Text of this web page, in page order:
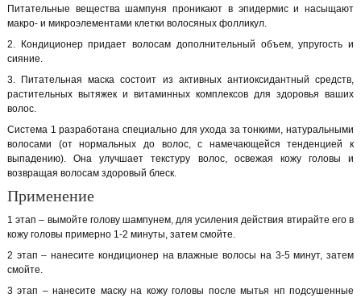
Питательные вещества шампуня проникают в эпидермис и насыщают
макро- и микроэлементами клетки волосяных фолликул.
2. Кондиционер придает волосам дополнительный объем, упругость и
сияние.
3. Питательная маска состоит из активных антиоксидантный средств,
растительных вытяжек и витаминных комплексов для здоровья ваших
волос.
Система 1 разработана специально для ухода за тонкими, натуральными
волосами (от нормальных до волос, с намечающейся тенденцией к
выпадению). Она улучшает текстуру волос, освежая кожу головы и
возвращая волосам здоровый блеск.
Применение
1 этап – вымойте голову шампунем, для усиления действия втирайте его в
кожу головы примерно 1-2 минуты, затем смойте.
2 этап – нанесите кондиционер на влажные волосы на 3-5 минут, затем
смойте.
3 этап – нанесите маску на кожу головы после мытья нп подсушенные